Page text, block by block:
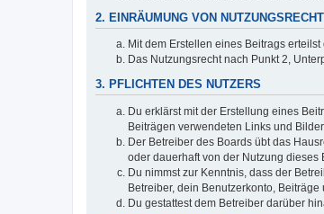
2. EINRÄUMUNG VON
Mit dem Erstellen eines Beitrags
Das Nutzungsrecht nach Punkt 2,
3. PFLICHTEN DES NUTZERS
Du erklärst mit der Erstellung eines
Beiträgen verwendeten Links und
Der Betreiber des Boards übt das
oder dauerhaft von der Nutzung dieses
Du nimmst zur Kenntnis, dass der
Betreiber, dein Benutzerkonto,
Du gestattest dem Betreiber darüber